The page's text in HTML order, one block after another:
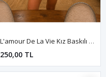
L'amour De La Vie Kız Baskılı Kadın Tişört-Beyaz
250,00 TL